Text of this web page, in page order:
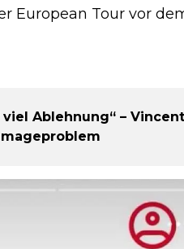
European Tour vor
Ablehnung“ – Vincent